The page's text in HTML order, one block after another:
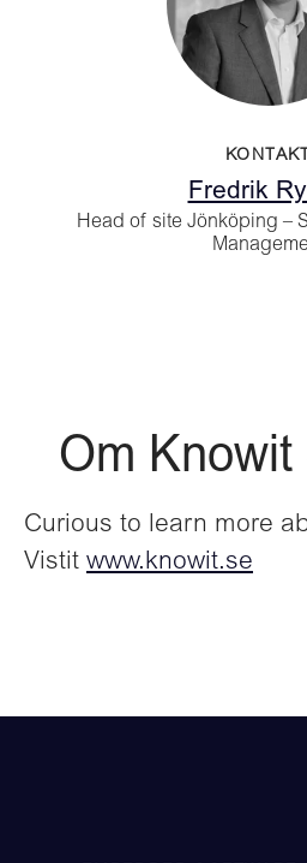
KONTAKT
Fredrik
Head of site Jönköping –
Om Knowit
Curious to learn more
Vistit www.knowit.se